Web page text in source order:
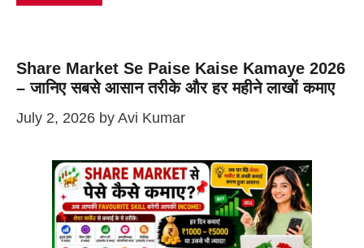
Share Market Se Paise Kaise Kamaye 2026
– जानिए सबसे आसान तरीके और हर महीने लाखों कमाए
July 2, 2026 by Avi Kumar